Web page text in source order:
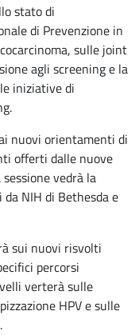
stato di
di Prevenzione in
sulle joint
agli screening e la
iniziative di
nuovi orientamenti di
offerti dalle nuove
vedrà la
NIH di Bethesda e
sui nuovi risvolti
percorsi
verterà sulle
HPV e sulle